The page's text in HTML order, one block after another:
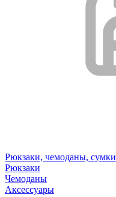
Рюкзаки, чемоданы, сумки
Рюкзаки
Чемоданы
Аксессуары